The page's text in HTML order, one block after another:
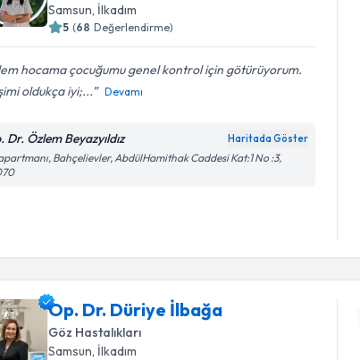
Samsun , İlkadım
5 (68 Değerlendirme)
hocama çocuğumu genel kontrol için götürüyorum.
oldukça iyi;...
Devamı
Dr. Özlem Beyazyıldız Haritada Göster
Bahçelievler, AbdülHamithak Caddesi Kat:1 No :3,
Op. Dr. Düriye İlbağa
Göz Hastalıkları
Samsun , İlkadım